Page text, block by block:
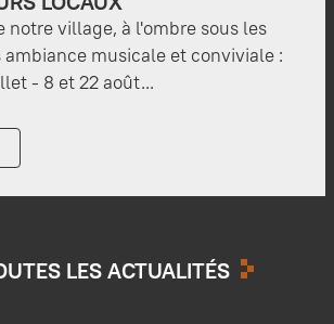
notre village, à l'ombre sous les
musicale et conviviale :
- 8 et 22 août...
LES ACTUALITÉS